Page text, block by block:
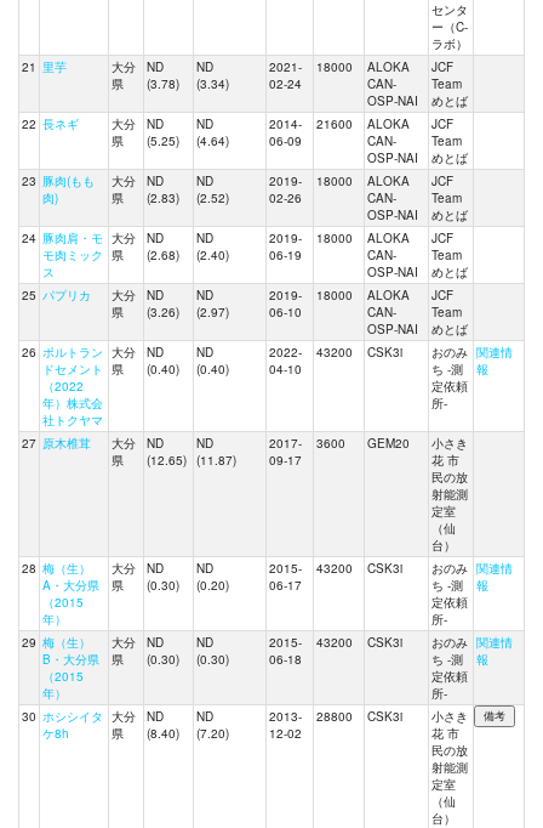
センタ
ー（C-
ラボ）
21 里芋
大分
県
ND
(3.78)
ND
(3.34)
2021-
02-24
18000
ALOKA
CAN-
OSP-NAI
JCF
Team
めとば
22 長ネギ
大分
県
ND
(5.25)
ND
(4.64)
2014-
06-09
21600
ALOKA
CAN-
OSP-NAI
JCF
Team
めとば
23 豚肉(もも
肉)
大分
県
ND
(2.83)
ND
(2.52)
2019-
02-26
18000
ALOKA
CAN-
OSP-NAI
JCF
Team
めとば
24 豚肉肩・モ
モ肉ミック
ス
大分
県
ND
(2.68)
ND
(2.40)
2019-
06-19
18000
ALOKA
CAN-
OSP-NAI
JCF
Team
めとば
25 パプリカ
大分
県
ND
(3.26)
ND
(2.97)
2019-
06-10
18000
ALOKA
CAN-
OSP-NAI
JCF
Team
めとば
26 ポルトラン
ドセメント
（2022
年）株式会
社トクヤマ
大分
県
ND
(0.40)
ND
(0.40)
2022-
04-10
43200 CSK3i
おのみ
ち -測
定依頼
所-
関連情
報
27 原木椎茸
大分
県
ND
(12.65)
ND
(11.87)
2017-
09-17
3600 GEM20
小さき
花 市
民の放
射能測
定室
（仙
台）
28 梅（生）
A・大分県
（2015
年）
大分
県
ND
(0.30)
ND
(0.20)
2015-
06-17
43200 CSK3i
おのみ
ち -測
定依頼
所-
関連情
報
29 梅（生）
B・大分県
（2015
年）
大分
県
ND
(0.30)
ND
(0.30)
2015-
06-18
43200 CSK3i
おのみ
ち -測
定依頼
所-
関連情
報
30 ホシシイタ
ケ8h
大分
県
ND
(8.40)
ND
(7.20)
2013-
12-02
28800 CSK3i
小さき
花 市
民の放
射能測
定室
（仙
台）